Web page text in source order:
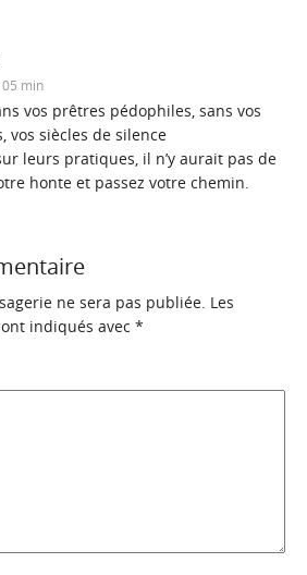
min
vos prêtres pédophiles, sans vos
vos siècles de silence
leurs pratiques, il n’y aurait pas de
honte et passez votre chemin.
ne sera pas publiée. Les
indiqués avec *